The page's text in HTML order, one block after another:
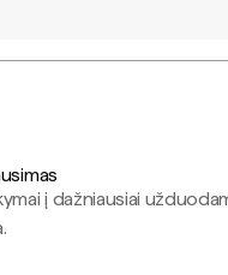
į dažniausiai